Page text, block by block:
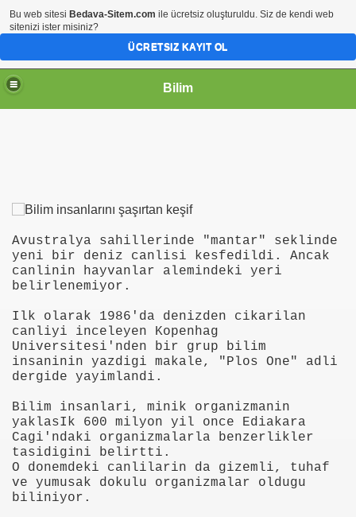
Bilim
Avustralya sahillerinde "mantar" seklinde
yeni bir deniz canlisi kesfedildi. Ancak
canlinin hayvanlar alemindeki yeri
belirlenemiyor.
Ilk olarak 1986'da denizden cikarilan
canliyi inceleyen Kopenhag
Universitesi'nden bir grup bilim
insaninin yazdigi makale, "Plos One" adli
dergide yayimlandi.
Bilim insanlari, minik organizmanin
yaklasIk 600 milyon yil once Ediakara
Cagi'ndaki organizmalarla benzerlikler
tasidigini belirtti.
O donemdeki canlilarin da gizemli, tuhaf
ve yumusak dokulu organizmalar oldugu
biliniyor.
Bu web sitesi Bedava-Sitem.com ile ücretsiz oluşturuldu. Siz de kendi web
sitenizi ister misiniz?
ÜCRETSIZ KAYIT OL